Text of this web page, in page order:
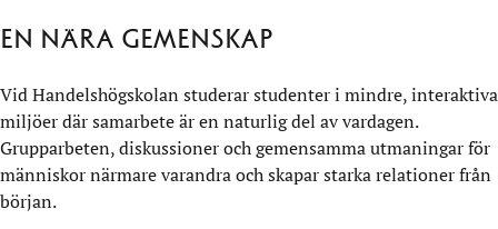
En nära gemenskap
Vid Handelshögskolan studerar studenter i mindre, interaktiva
miljöer där samarbete är en naturlig del av vardagen.
Grupparbeten, diskussioner och gemensamma utmaningar för
människor närmare varandra och skapar starka relationer från
början.